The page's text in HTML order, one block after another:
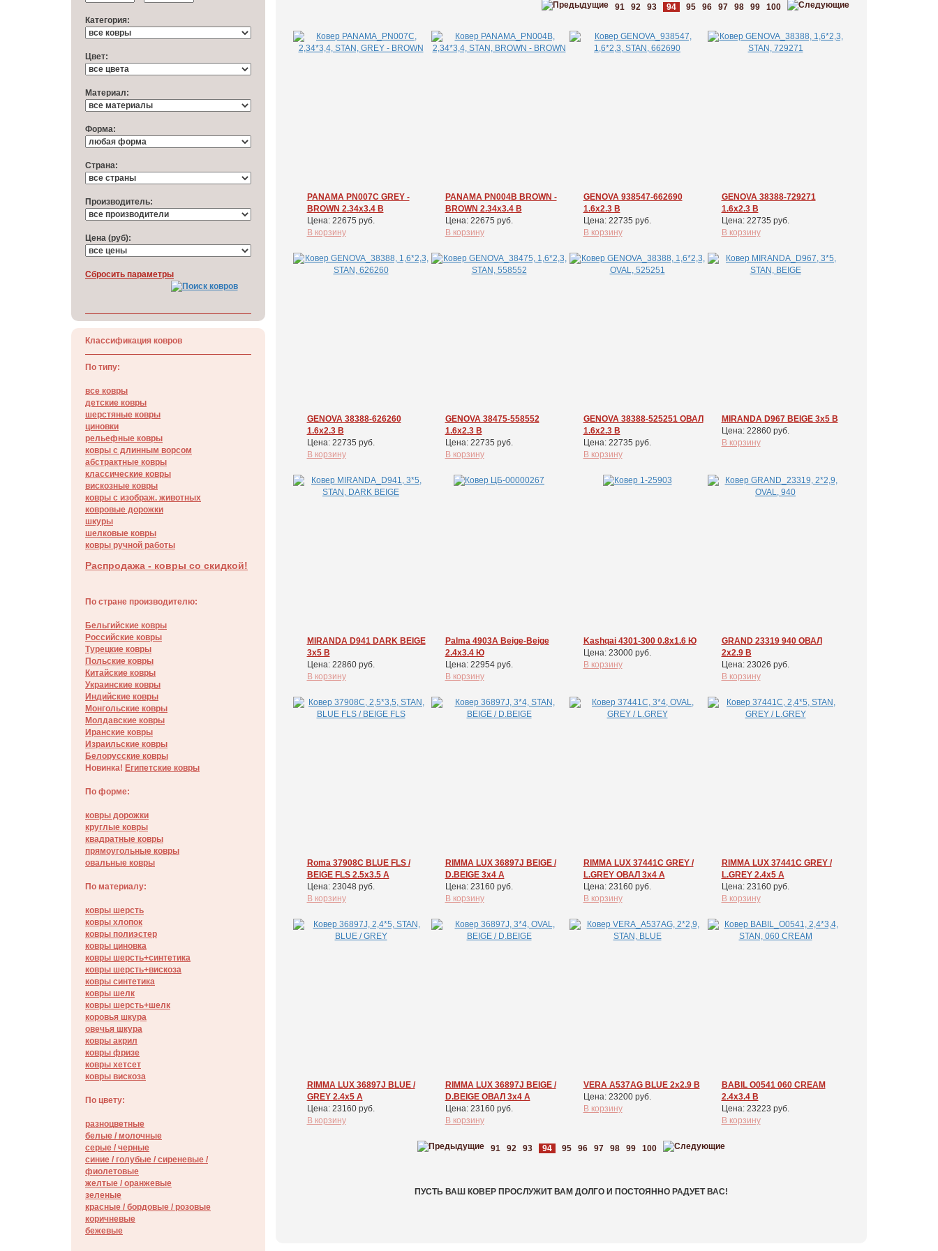
Категория:
Цвет:
Материал:
Форма:
Cтрана:
Производитель:
Цена (руб):
Cбросить параметры
Классификация ковров
По типу:
все ковры
детские ковры
шерстяные ковры
циновки
рельефные ковры
ковры с длинным ворсом
абстрактные ковры
классические ковры
вискозные ковры
ковры с изображ. животных
ковровые дорожки
шкуры
шелковые ковры
ковры ручной работы
Распродажа - ковры со скидкой!
По стране производителю:
Бельгийские ковры
Российские ковры
Турецкие ковры
Польские ковры
Китайские ковры
Украинские ковры
Индийские ковры
Монгольские ковры
Молдавские ковры
Иранские ковры
Израильские ковры
Белорусские ковры
Новинка! Египетские ковры
По форме:
ковры дорожки
круглые ковры
квадратные ковры
прямоугольные ковры
овальные ковры
По материалу:
ковры шерсть
ковры хлопок
ковры полиэстер
ковры циновка
ковры шерсть+синтетика
ковры шерсть+вискоза
ковры синтетика
ковры шелк
ковры шерсть+шелк
коровья шкура
овечья шкура
ковры акрил
ковры фризе
ковры хетсет
ковры вискоза
По цвету:
разноцветные
белые / молочные
серые / черные
синие / голубые / сиреневые /
фиолетовые
желтые / оранжевые
зеленые
красные / бордовые / poзовые
коричневые
бежевые
91 92 93 94 95 96 97 98 99 100
PANAMA PN007C GREY -
BROWN 2.34x3.4 В
Цена: 22675 руб.
В корзину
PANAMA PN004B BROWN -
BROWN 2.34x3.4 В
Цена: 22675 руб.
В корзину
GENOVA 938547-662690
1.6x2.3 В
Цена: 22735 руб.
В корзину
GENOVA 38388-729271
1.6x2.3 В
Цена: 22735 руб.
В корзину
GENOVA 38388-626260
1.6x2.3 В
Цена: 22735 руб.
В корзину
GENOVA 38475-558552
1.6x2.3 В
Цена: 22735 руб.
В корзину
GENOVA 38388-525251 ОВАЛ
1.6x2.3 В
Цена: 22735 руб.
В корзину
MIRANDA D967 BEIGE 3x5 В
Цена: 22860 руб.
В корзину
MIRANDA D941 DARK BEIGE
3x5 В
Цена: 22860 руб.
В корзину
Palma 4903A Beige-Beige
2.4x3.4 Ю
Цена: 22954 руб.
В корзину
Kashqai 4301-300 0.8x1.6 Ю
Цена: 23000 руб.
В корзину
GRAND 23319 940 ОВАЛ
2x2.9 В
Цена: 23026 руб.
В корзину
Roma 37908С BLUE FLS /
BEIGE FLS 2.5x3.5 А
Цена: 23048 руб.
В корзину
RIMMA LUX 36897J BEIGE /
D.BEIGE 3x4 А
Цена: 23160 руб.
В корзину
RIMMA LUX 37441C GREY /
L.GREY ОВАЛ 3x4 А
Цена: 23160 руб.
В корзину
RIMMA LUX 37441C GREY /
L.GREY 2.4x5 А
Цена: 23160 руб.
В корзину
RIMMA LUX 36897J BLUE /
GREY 2.4x5 А
Цена: 23160 руб.
В корзину
RIMMA LUX 36897J BEIGE /
D.BEIGE ОВАЛ 3x4 А
Цена: 23160 руб.
В корзину
VERA A537AG BLUE 2x2.9 В
Цена: 23200 руб.
В корзину
BABIL O0541 060 CREAM
2.4x3.4 В
Цена: 23223 руб.
В корзину
91 92 93 94 95 96 97 98 99 100
ПУСТЬ ВАШ КОВЕР ПРОСЛУЖИТ ВАМ ДОЛГО И ПОСТОЯННО РАДУЕТ ВАС!